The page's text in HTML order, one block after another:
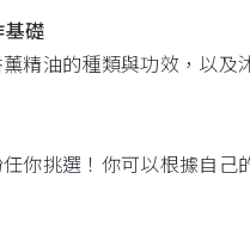
基礎
精油的種類與功效，以
你挑選！你可以根據自己